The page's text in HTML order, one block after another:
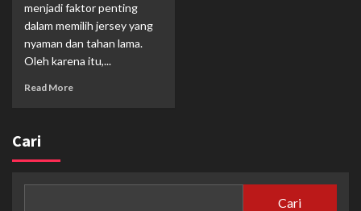
menjadi faktor penting
dalam memilih jersey yang
nyaman dan tahan lama.
Oleh karena itu,...
Read More
Cari
Cari